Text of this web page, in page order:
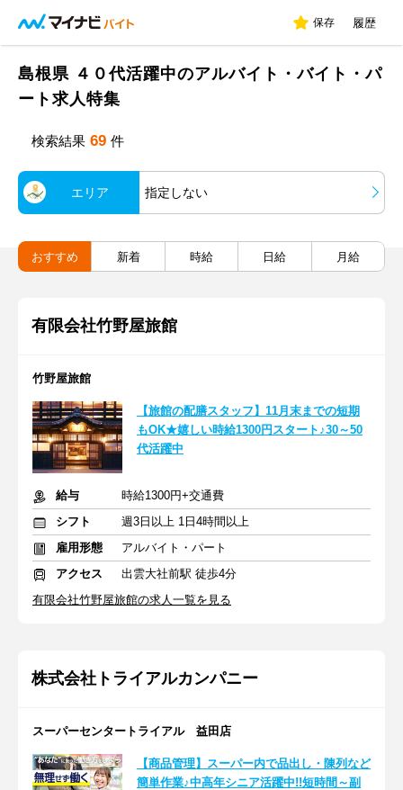
保存 履歴
島根県 ４０代活躍中のアルバイト・バイト・パ
ート求人特集
検索結果 69 件
エリア 指定しない
おすすめ 新着 時給 日給 月給
有限会社竹野屋旅館
竹野屋旅館
【旅館の配膳スタッフ】11月末までの短期
もOK★嬉しい時給1300円スタート♪30～50
代活躍中
給与
時給1300円+交通費
シフト
週3日以上 1日4時間以上
雇用形態
アルバイト・パート
アクセス
出雲大社前駅 徒歩4分
有限会社竹野屋旅館の求人一覧を見る
株式会社トライアルカンパニー
スーパーセンタートライアル 益田店
【商品管理】スーパー内で品出し・陳列など
簡単作業♪中高年シニア活躍中!!短時間～副